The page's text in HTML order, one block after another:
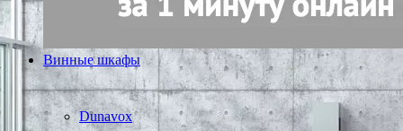
Винные шкафы
Dunavox